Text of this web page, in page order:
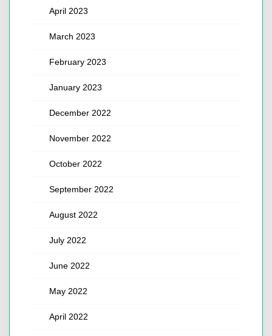
April 2023
March 2023
February 2023
January 2023
December 2022
November 2022
October 2022
September 2022
August 2022
July 2022
June 2022
May 2022
April 2022